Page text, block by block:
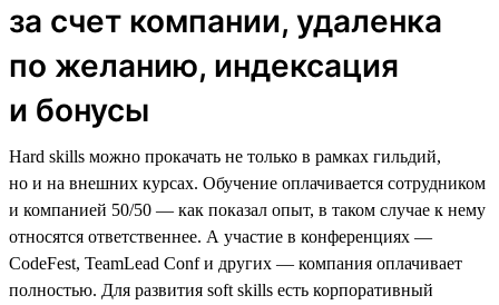
за счет компании, удаленка
по желанию, индексация
и бонусы
Hard skills можно прокачать не только в рамках гильдий,
но и на внешних курсах. Обучение оплачивается сотрудником
и компанией 50/50 — как показал опыт, в таком случае к нему
относятся ответственнее. А участие в конференциях —
CodeFest, TeamLead Conf и других — компания оплачивает
полностью. Для развития soft skills есть корпоративный